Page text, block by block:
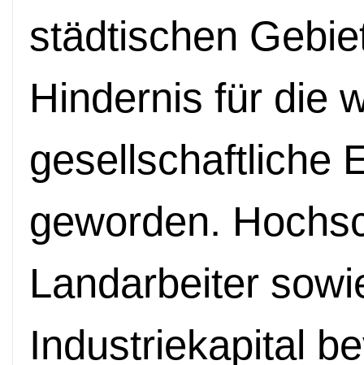
städtischen
Hindernis für die
gesellschaftliche
geworden.
Landarbeiter
Industriekapital